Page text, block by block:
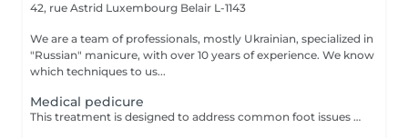
42, rue Astrid Luxembourg Belair L-1143
We are a team of professionals, mostly Ukrainian, specialized in
"Russian" manicure, with over 10 years of experience. We know
which techniques to us...
Medical pedicure
This treatment is designed to address common foot issues such as cracks, calluses, corns, ingrown toenail correction... All managed with precision by our sepcialist. Service content: -Initial assessment of the foot condition -Hygienic cleansing and softening of the skin -Removal of hardened or thickened areas -Detailed nail care and reshaping -Targeted treatment of problem zones -Application of a therapeutic foot cream